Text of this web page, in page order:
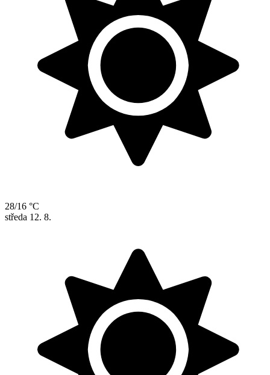
28/16 °C
středa 12. 8.